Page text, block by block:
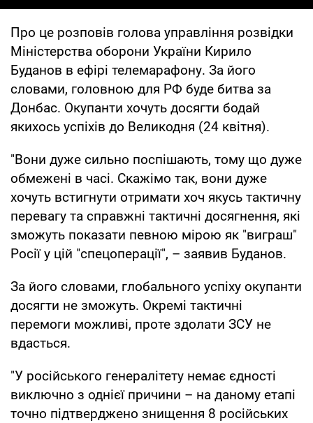
Про це розповів голова управління розвідки
Міністерства оборони України Кирило
Буданов в ефірі телемарафону. За його
словами, головною для РФ буде битва за
Донбас. Окупанти хочуть досягти бодай
якихось успіхів до Великодня (24 квітня).
"Вони дуже сильно поспішають, тому що дуже
обмежені в часі. Скажімо так, вони дуже
хочуть встигнути отримати хоч якусь тактичну
перевагу та справжні тактичні досягнення, які
зможуть показати певною мірою як "виграш"
Росії у цій "спецоперації", – заявив Буданов.
За його словами, глобального успіху окупанти
досягти не зможуть. Окремі тактичні
перемоги можливі, проте здолати ЗСУ не
вдасться.
"У російського генералітету немає єдності
виключно з однієї причини – на даному етапі
точно підтверджено знищення 8 російських